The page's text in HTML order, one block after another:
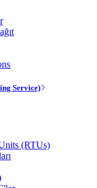
Service)
(RTUs)